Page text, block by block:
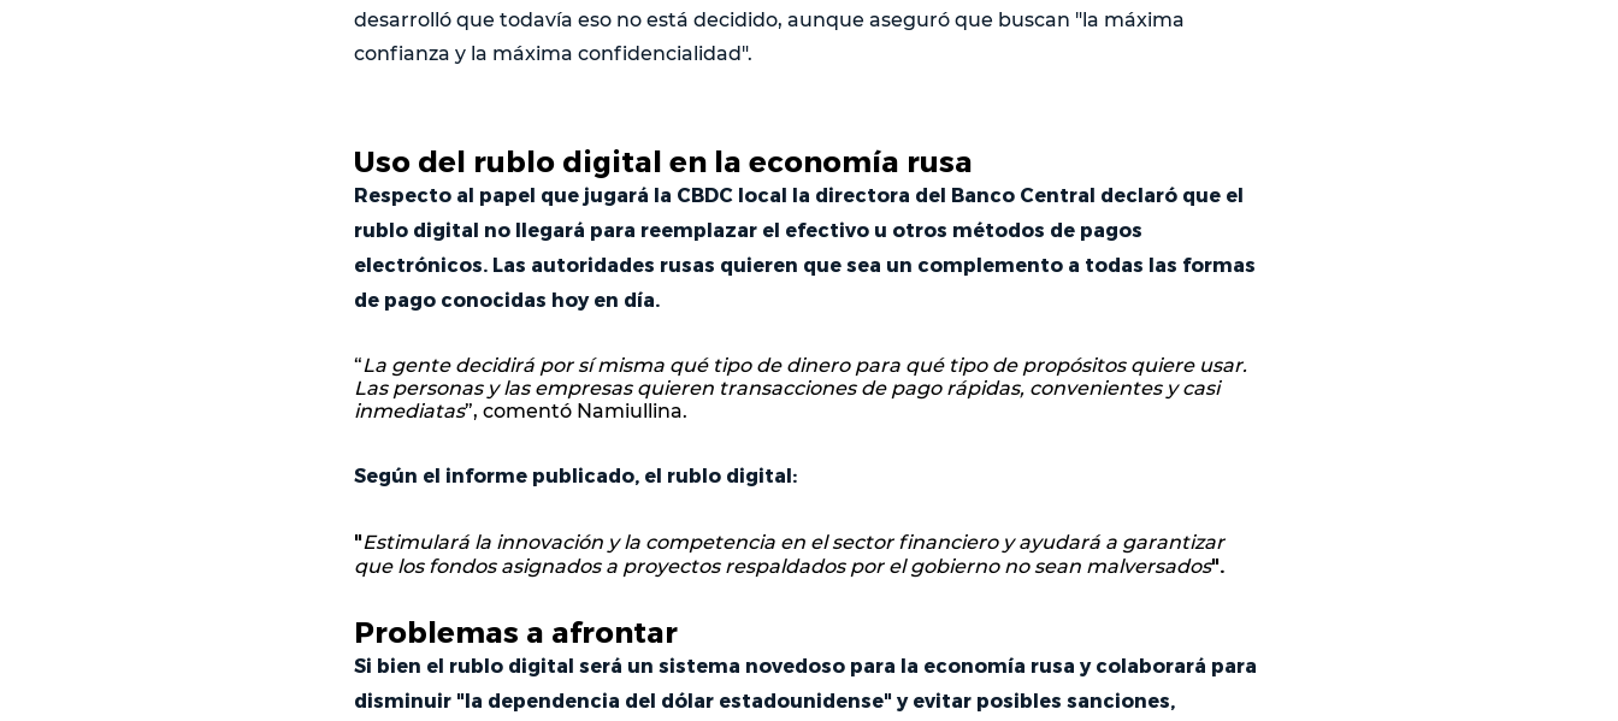
desarrolló que todavía eso no está decidido, aunque aseguró que buscan "la máxima
confianza y la máxima confidencialidad".
Uso del rublo digital en la economía rusa
Respecto al papel que jugará la CBDC local la directora del Banco Central declaró que el
rublo digital no llegará para reemplazar el efectivo u otros métodos de pagos
electrónicos. Las autoridades rusas quieren que sea un complemento a todas las formas
de pago conocidas hoy en día.
“La gente decidirá por sí misma qué tipo de dinero para qué tipo de propósitos quiere usar.
Las personas y las empresas quieren transacciones de pago rápidas, convenientes y casi
inmediatas”, comentó Namiullina.
Según el informe publicado, el rublo digital:
"Estimulará la innovación y la competencia en el sector financiero y ayudará a garantizar
que los fondos asignados a proyectos respaldados por el gobierno no sean malversados".
Problemas a afrontar
Si bien el rublo digital será un sistema novedoso para la economía rusa y colaborará para
disminuir "la dependencia del dólar estadounidense" y evitar posibles sanciones,